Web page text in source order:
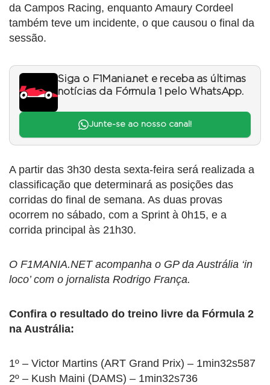
da Campos Racing, enquanto Amaury Cordeel
também teve um incidente, o que causou o final da
sessão.
Siga o F1Mania.net e receba as últimas
notícias da Fórmula 1 pelo WhatsApp.
Junte-se ao nosso canal!
A partir das 3h30 desta sexta-feira será realizada a
classificação que determinará as posições das
corridas do final de semana. As duas provas
ocorrem no sábado, com a Sprint à 0h15, e a
corrida principal às 21h30.
O F1MANIA.NET acompanha o GP da Austrália ‘in
loco’ com o jornalista Rodrigo França.
Confira o resultado do treino livre da Fórmula 2
na Austrália:
1º – Victor Martins (ART Grand Prix) – 1min32s587
2º – Kush Maini (DAMS) – 1min32s736